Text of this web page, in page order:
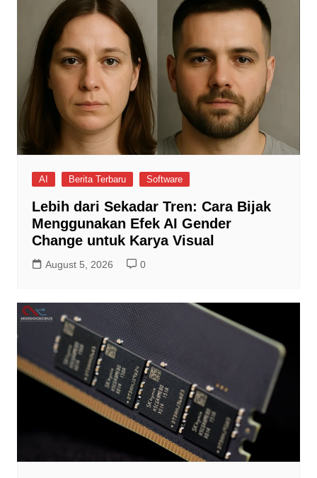
AI Berita Terbaru Software
Lebih dari Sekadar Tren: Cara Bijak
Menggunakan Efek AI Gender
Change untuk Karya Visual
August 5, 2026 0